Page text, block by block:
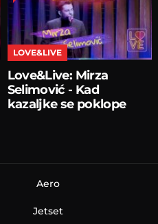
LOVE&LIVE
Love&Live: Mirza
Selimović - Kad
kazaljke se poklope
Aero
Jetset